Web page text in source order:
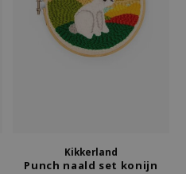
Kikkerland
Punch naald set konijn